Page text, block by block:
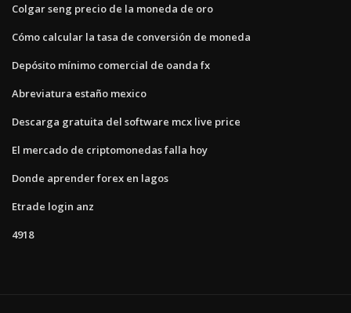
Colgar seng precio de la moneda de oro
Cómo calcular la tasa de conversión de moneda
Depósito mínimo comercial de oanda fx
Abreviatura estaño mexico
Descarga gratuita del software mcx live price
El mercado de criptomonedas falla hoy
Donde aprender forex en lagos
Etrade login anz
4918